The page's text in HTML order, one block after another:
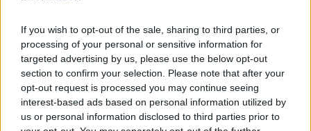
If you wish to opt-out of the sale, sharing to third parties, or
processing of your personal or sensitive information for
targeted advertising by us, please use the below opt-out
section to confirm your selection. Please note that after your
opt-out request is processed you may continue seeing
interest-based ads based on personal information utilized by
us or personal information disclosed to third parties prior to
niciun simbol național. Acest lucru ne
listează în rândul țărilor adolescente, cu
vocea mereu în schimbare și cu o
superficialitate și capricii de moment, tipic